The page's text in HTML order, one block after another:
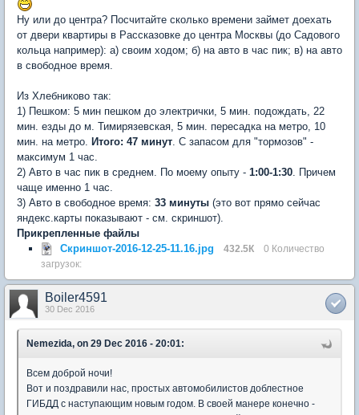
Ну или до центра? Посчитайте сколько времени займет доехать
от двери квартиры в Рассказовке до центра Москвы (до Садового
кольца например): а) своим ходом; б) на авто в час пик; в) на авто
в свободное время.
Из Хлебниково так:
1) Пешком: 5 мин пешком до электрички, 5 мин. подождать, 22
мин. езды до м. Тимирязевская, 5 мин. пересадка на метро, 10
мин. на метро.
Итого: 47 минут . С запасом для "тормозов" -
максимум 1 час.
2) Авто в час пик в среднем. По моему опыту - 1:00-1:30 . Причем
чаще именно 1 час.
3) Авто в свободное время: 33 минуты (это вот прямо сейчас
яндекс.карты показывают - см. скриншот).
Прикрепленные файлы
Скриншот-2016-12-25-11.16.jpg
432.5К
0 Количество
загрузок:
Boiler4591
30 Dec 2016
Nemezida, on 29 Dec 2016 - 20:01:
Всем доброй ночи!
Вот и поздравили нас, простых автомобилистов доблестное
ГИБДД с наступающим новым годом. В своей манере конечно -